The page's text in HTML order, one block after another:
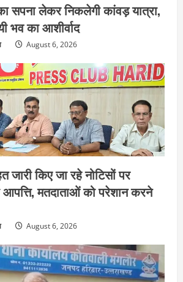
सपना लेकर निकलेगी कांवड़ यात्रा,
भव का आशीर्वाद
August 6, 2026
किए जा रहे नोटिसों पर
मतदाताओं को परेशान करने
August 6, 2026
उत्तराखंड
एसआईआर के तहत जारी किए जा रहे नोटिसों
परेशान करने का लगाया आरोप
August 6, 2026
उत्तराखंड
महंत यति रामस्वरूप आनंद गिरि को लेकर पूरे
दिन चला हाई वोल्टेज ड्रामा, चौकी से अपने
साथ ले गए यति नरसिंहानंद गिरी
August 5, 2026
उत्तराखंड
जिला जेल में गूंजा मां गंगा का महिमा गान,
संदेश
August 5, 2026
उत्तराखंड